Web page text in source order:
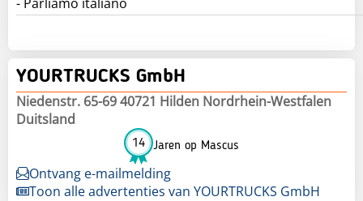
YOURTRUCKS GmbH
Niedenstr. 65-69 40721 Hilden Nordrhein-Westfalen
Duitsland
14 Jaren op Mascus
Ontvang e-mailmelding
Toon alle advertenties van YOURTRUCKS GmbH